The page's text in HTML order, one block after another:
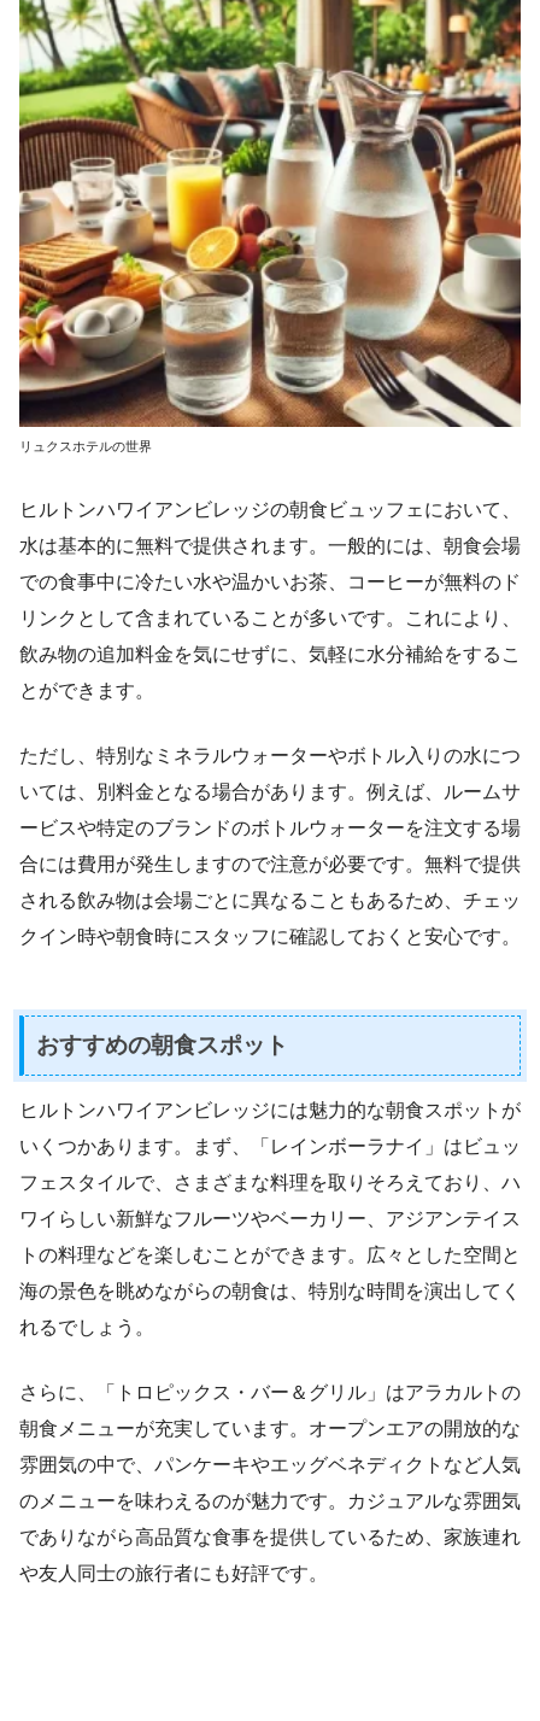
リュクスホテルの世界
ヒルトンハワイアンビレッジの朝食ビュッフェにおいて、
水は基本的に無料で提供されます。一般的には、朝食会場
での食事中に冷たい水や温かいお茶、コーヒーが無料のド
リンクとして含まれていることが多いです。これにより、
飲み物の追加料金を気にせずに、気軽に水分補給をするこ
とができます。
ただし、特別なミネラルウォーターやボトル入りの水につ
いては、別料金となる場合があります。例えば、ルームサ
ービスや特定のブランドのボトルウォーターを注文する場
合には費用が発生しますので注意が必要です。無料で提供
される飲み物は会場ごとに異なることもあるため、チェッ
クイン時や朝食時にスタッフに確認しておくと安心です。
おすすめの朝食スポット
ヒルトンハワイアンビレッジには魅力的な朝食スポットが
いくつかあります。まず、「レインボーラナイ」はビュッ
フェスタイルで、さまざまな料理を取りそろえており、ハ
ワイらしい新鮮なフルーツやベーカリー、アジアンテイス
トの料理などを楽しむことができます。広々とした空間と
海の景色を眺めながらの朝食は、特別な時間を演出してく
れるでしょう。
さらに、「トロピックス・バー＆グリル」はアラカルトの
朝食メニューが充実しています。オープンエアの開放的な
雰囲気の中で、パンケーキやエッグベネディクトなど人気
のメニューを味わえるのが魅力です。カジュアルな雰囲気
でありながら高品質な食事を提供しているため、家族連れ
や友人同士の旅行者にも好評です。